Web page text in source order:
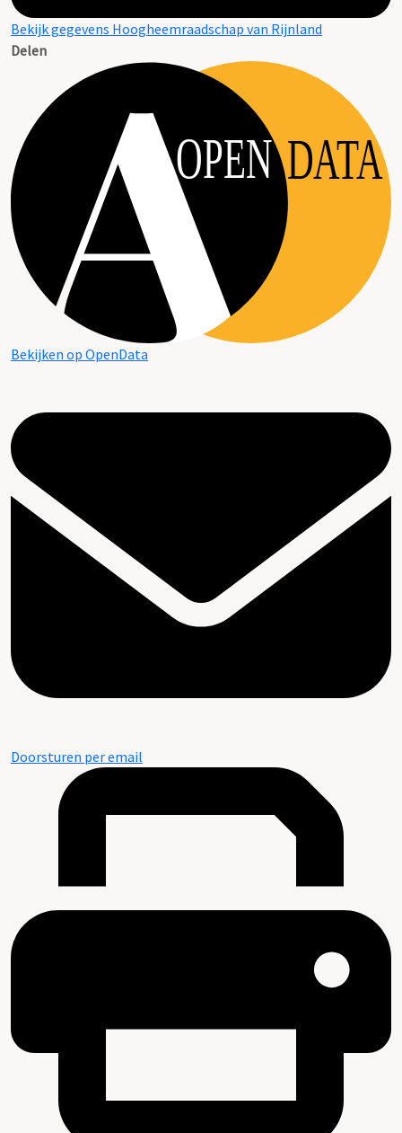
Bekijk gegevens Hoogheemraadschap van Rijnland
Delen
OPEN DATA
Bekijken op OpenData
Doorsturen per email